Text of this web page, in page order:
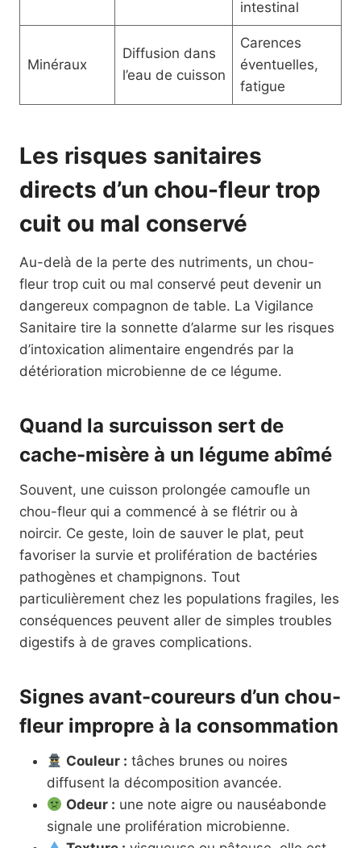
intestinal
Minéraux
Diffusion dans
l’eau de cuisson
Carences
éventuelles,
fatigue
Les risques sanitaires
directs d’un chou-fleur trop
cuit ou mal conservé
Au-delà de la perte des nutriments, un chou-
fleur trop cuit ou mal conservé peut devenir un
dangereux compagnon de table. La Vigilance
Sanitaire tire la sonnette d’alarme sur les risques
d’intoxication alimentaire engendrés par la
détérioration microbienne de ce légume.
Quand la surcuisson sert de
cache-misère à un légume abîmé
Souvent, une cuisson prolongée camoufle un
chou-fleur qui a commencé à se flétrir ou à
noircir. Ce geste, loin de sauver le plat, peut
favoriser la survie et prolifération de bactéries
pathogènes et champignons. Tout
particulièrement chez les populations fragiles, les
conséquences peuvent aller de simples troubles
digestifs à de graves complications.
Signes avant-coureurs d’un chou-
fleur impropre à la consommation
Couleur : tâches brunes ou noires
diffusent la décomposition avancée.
Odeur : une note aigre ou nauséabonde
signale une prolifération microbienne.